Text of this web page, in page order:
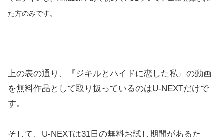
た方のみです。
上の表の通り、『ジキルとハイドに恋した私』の動画
を無料作品として取り扱っているのはU-NEXTだけで
す。
そして、U-NEXTは31日の無料お試し期間があるた